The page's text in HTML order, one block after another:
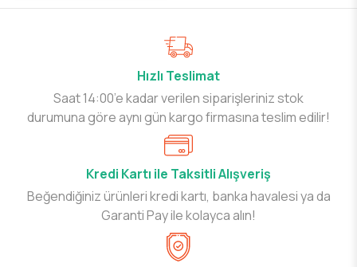
Hızlı Teslimat
Saat 14:00’e kadar verilen siparişleriniz stok
durumuna göre aynı gün kargo firmasına teslim edilir!
Kredi Kartı ile Taksitli Alışveriş
Beğendiğiniz ürünleri kredi kartı, banka havalesi ya da
Garanti Pay ile kolayca alın!